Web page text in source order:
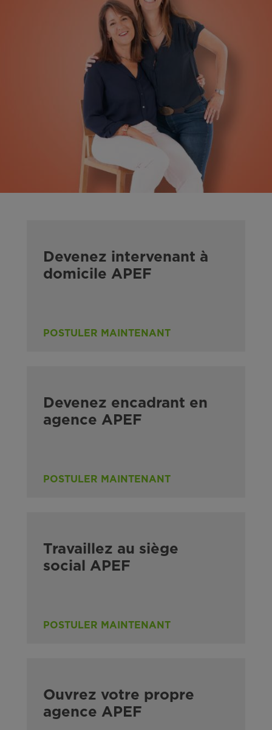
Devenez intervenant à
domicile APEF
POSTULER MAINTENANT
Devenez encadrant en
agence APEF
POSTULER MAINTENANT
Travaillez au siège
social APEF
POSTULER MAINTENANT
Ouvrez votre propre
agence APEF